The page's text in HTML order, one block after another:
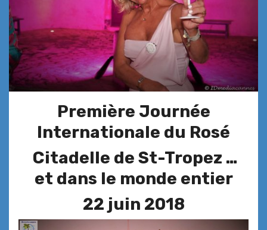
Première Journée
Internationale du Rosé
Citadelle de St-Tropez …
et dans le monde entier
22 juin 2018